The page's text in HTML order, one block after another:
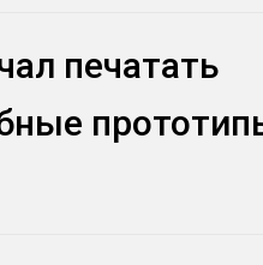
печатать